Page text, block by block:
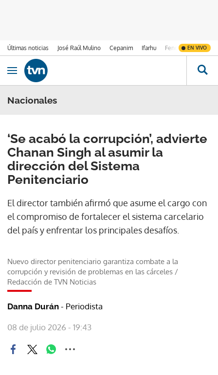
Últimas noticias José Raúl Mulino Cepanim Ifarhu Fenómeno de El
EN VIVO
Ir al contenido
Obrir navegació
Nacionales
‘Se acabó la corrupción’, advierte
Chanan Singh al asumir la
dirección del Sistema
Penitenciario
El director también afirmó que asume el cargo con
el compromiso de fortalecer el sistema carcelario
del país y enfrentar los principales desafíos.
Nuevo director penitenciario garantiza combate a la
corrupción y revisión de problemas en las cárceles /
Redacción de TVN Noticias
Danna Durán - Periodista
08 de julio 2026 - 19:43